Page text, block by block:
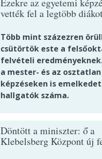
Ezekre az egyetemi
vették fel a legtöbb
Több mint százezren
csütörtök este a
felvételi
a mester- és az osztatlan
képzéseken is
hallgatók száma.
Döntött a miniszter: ő a
Klebelsberg Központ új